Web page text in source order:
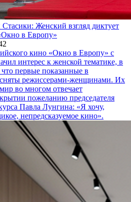
Стасики: Женский взгляд диктует
в Европу»
кино «Окно в Европу» с
интерес к женской тематике, в
первые показанные в
режиссерами-женщинами. Их
во многом отвечает
пожеланию председателя
Павла Лунгина: «Я хочу,
непредсказуемое кино».